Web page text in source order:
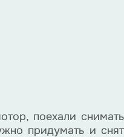
поехали
придумать и